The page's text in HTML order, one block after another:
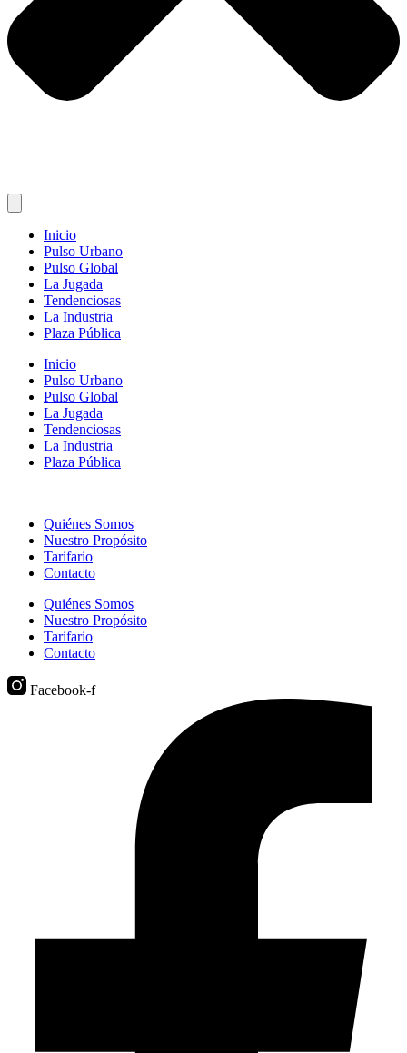
Inicio
Pulso Urbano
Pulso Global
La Jugada
Tendenciosas
La Industria
Plaza Pública
Inicio
Pulso Urbano
Pulso Global
La Jugada
Tendenciosas
La Industria
Plaza Pública
Quiénes Somos
Nuestro Propósito
Tarifario
Contacto
Quiénes Somos
Nuestro Propósito
Tarifario
Contacto
Facebook-f